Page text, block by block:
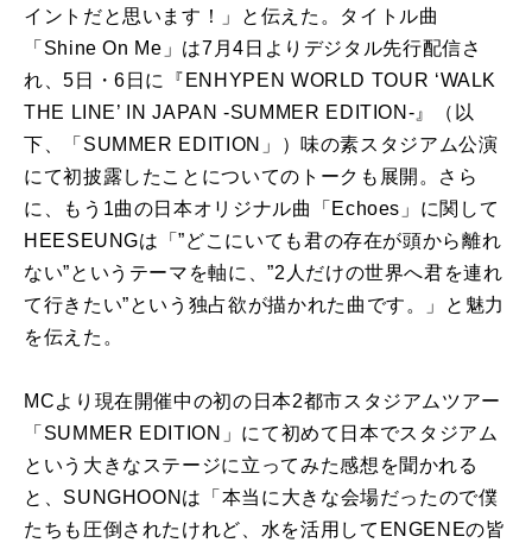
イントだと思います！」と伝えた。タイトル曲
「Shine On Me」は7月4日よりデジタル先行配信さ
れ、5日・6日に『ENHYPEN WORLD TOUR ‘WALK
THE LINE’ IN JAPAN -SUMMER EDITION-』（以
下、「SUMMER EDITION」）味の素スタジアム公演
にて初披露したことについてのトークも展開。さら
に、もう1曲の日本オリジナル曲「Echoes」に関して
HEESEUNGは「”どこにいても君の存在が頭から離れ
ない”というテーマを軸に、”2人だけの世界へ君を連れ
て行きたい”という独占欲が描かれた曲です。」と魅力
を伝えた。
MCより現在開催中の初の日本2都市スタジアムツアー
「SUMMER EDITION」にて初めて日本でスタジアム
という大きなステージに立ってみた感想を聞かれる
と、SUNGHOONは「本当に大きな会場だったので僕
たちも圧倒されたけれど、水を活用してENGENEの皆